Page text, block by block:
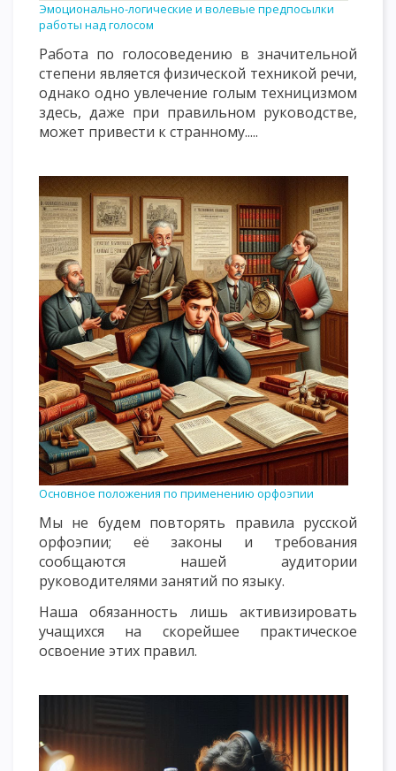
Эмоционально-логические и волевые предпосылки
работы над голосом
Работа по голосоведению в значительной
степени является физической техникой речи,
однако одно увлечение голым техницизмом
здесь, даже при правильном руководстве,
может привести к странному.....
Основное положения по применению орфоэпии
Мы не будем повторять правила русской
орфоэпии; её законы и требования
сообщаются нашей аудитории
руководителями занятий по языку.
Наша обязанность лишь активизировать
учащихся на скорейшее практическое
освоение этих правил.